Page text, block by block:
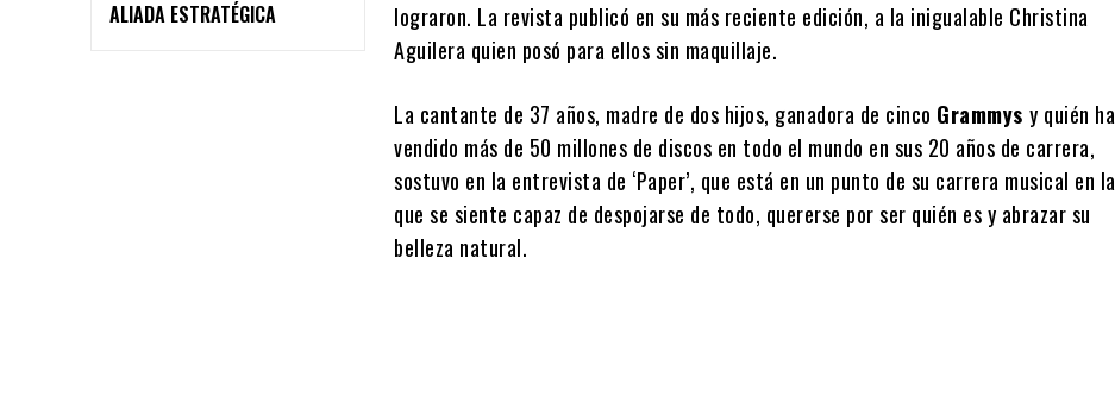
ALIADA ESTRATÉGICA
lograron. La revista publicó en su más reciente edición, a la inigualable Christina
Aguilera quien posó para ellos sin maquillaje.
La cantante de 37 años, madre de dos hijos, ganadora de cinco Grammysy quién ha
vendido más de 50 millones de discos en todo el mundo en sus 20 años de carrera,
sostuvo en la entrevista de ‘Paper’, que está en un punto de su carrera musical en la
que se siente capaz de despojarse de todo, quererse por ser quién es y abrazar su
belleza natural.